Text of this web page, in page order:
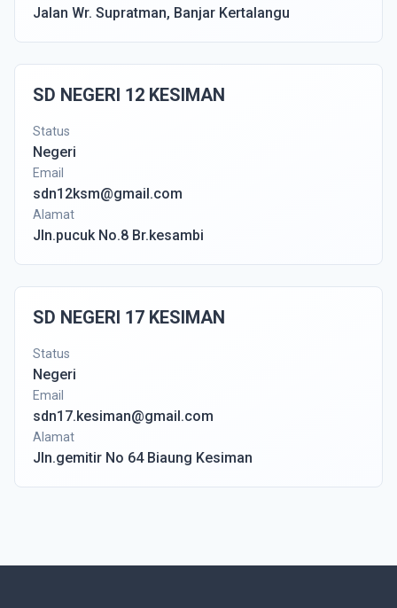
Jalan Wr. Supratman, Banjar Kertalangu
SD NEGERI 12 KESIMAN
Status
Negeri
Email
sdn12ksm@gmail.com
Alamat
Jln.pucuk No.8 Br.kesambi
SD NEGERI 17 KESIMAN
Status
Negeri
Email
sdn17.kesiman@gmail.com
Alamat
Jln.gemitir No 64 Biaung Kesiman